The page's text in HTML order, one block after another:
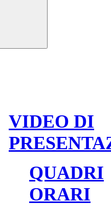
VIDEO DI
QUADRI
ORARI